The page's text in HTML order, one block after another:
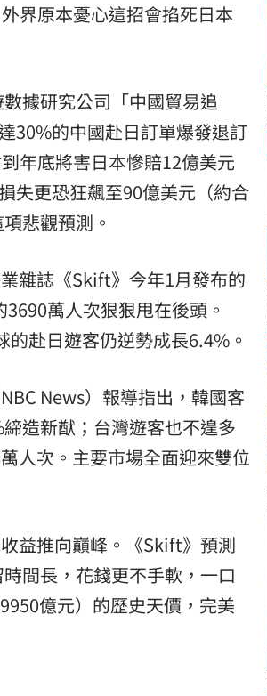
界原本憂心這招會掐死日本
據研究公司「中國貿易追
30%的中國赴日訂單爆發退訂
年底將害日本慘賠12億美元
失更恐狂飆至90億美元（約合
悲觀預測。
雜誌《Skift》今年1月發布的
萬人次狠狠甩在後頭。
赴日遊客仍逆勢成長6.4%。
News）報導指出， 韓國客
造新猷；台灣遊客也不遑多
人次。主要市場全面迎來雙位
益推向巔峰。《Skift》預測
間長，花錢更不手軟，一口
億元）的歷史天價，完美